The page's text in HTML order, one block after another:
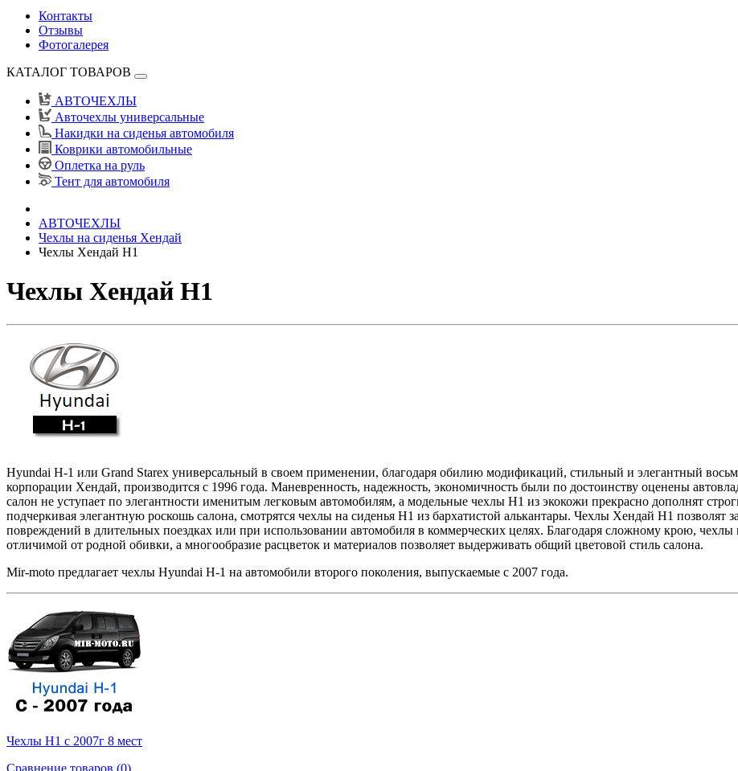
Контакты
Отзывы
Фотогалерея
КАТАЛОГ ТОВАРОВ
АВТОЧЕХЛЫ
Авточехлы универсальные
Накидки на сиденья автомобиля
Коврики автомобильные
Оплетка на руль
Тент для автомобиля
АВТОЧЕХЛЫ
Чехлы на сиденья Хендай
Чехлы Хендай Н1
Чехлы Хендай Н1
Hyundai H-1 или Grand Starex универсальный в своем применении, благодаря обилию модификаций, стильный и элегантный
корпорации Хендай, производится с 1996 года. Маневренность, надежность, экономичность были по достоинству оценены
салон не уступает по элегантности именитым легковым автомобилям, а модельные чехлы H1 из экокожи прекрасно дополнят
подчеркивая элегантную роскошь салона, смотрятся чехлы на сиденья H1 из бархатистой алькантары. Чехлы Хендай H1 позволят
повреждений в длительных поездках или при использовании автомобиля в коммерческих целях. Благодаря сложному крою,
отличимой от родной обивки, а многообразие расцветок и материалов позволяет выдерживать общий цветовой стиль салона.
Mir-moto предлагает чехлы Hyundai H-1 на автомобили второго поколения, выпускаемые с 2007 года.
Чехлы Н1 с 2007г 8 мест
Сравнение товаров (0)